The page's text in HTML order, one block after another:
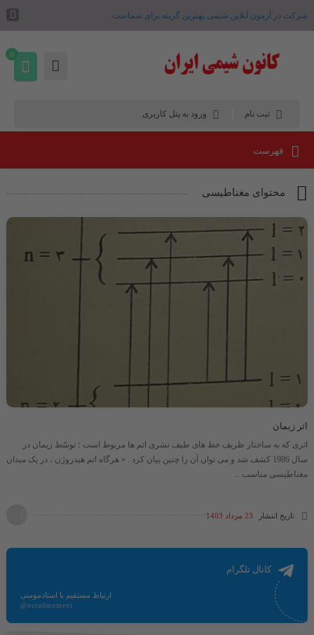
شرکت در آزمون آنلاین شیمی بهترین گزینه برای شماست .
ثبت نام ورود به پنل کاربری
0
فهرست
محتوای مغناطیسی
اثر زیمان
اثری که به ساختار ظریف خط های طیف نشری اتم ها مربوط است ؛ توسّط زیمان در
سال 1986 کشف شد و می توان آن را چنین بیان کرد . « هرگاه اتم هیدروژن ، در یک میدان
مغناطیسی مناسب ...
تاریخ انتشار 23 مرداد 1403
کانال تلگرام
ارتباط مستقیم با استادمومنی
@ostadmomeni